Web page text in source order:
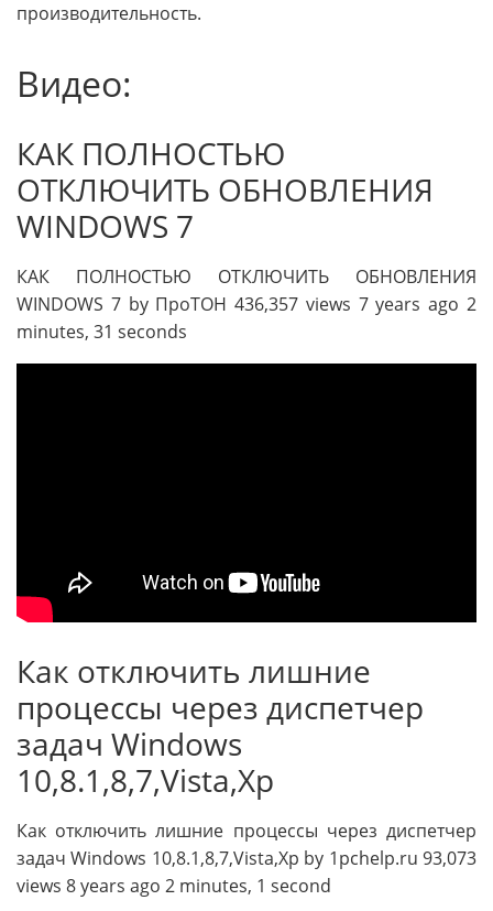
производительность.
Видео:
КАК ПОЛНОСТЬЮ
ОТКЛЮЧИТЬ ОБНОВЛЕНИЯ
WINDOWS 7
КАК ПОЛНОСТЬЮ ОТКЛЮЧИТЬ ОБНОВЛЕНИЯ
WINDOWS 7 by ПроТОН 436,357 views 7 years ago 2
minutes, 31 seconds
Как отключить лишние
процессы через диспетчер
задач Windows
10,8.1,8,7,Vista,Xp
Как отключить лишние процессы через диспетчер
задач Windows 10,8.1,8,7,Vista,Xp by 1pchelp.ru 93,073
views 8 years ago 2 minutes, 1 second